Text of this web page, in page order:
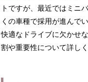
トですが、最近ではミニ
くの車種で採用が進んで
快適なドライブに欠かせ
割や重要性について詳し